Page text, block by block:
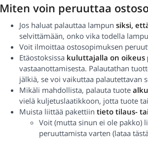
Miten voin peruuttaa
Jos haluat palauttaa lampun siksi,
selvittämään, onko vika todella
Voit ilmoittaa ostosopimuksen
Etäostoksissa kuluttajalla on oikeus
vastaanottamisesta. Palautathan
jälkiä, se voi vaikuttaa palautettavan
Mikäli mahdollista, palauta tuote
vielä kuljetuslaatikkoon, jotta tuote
Muista liittää pakettiin tieto tilaus-
Voit (mutta sinun ei ole pakko)
peruuttamista varten (lataa